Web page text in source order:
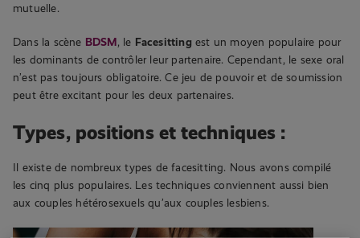
mutuelle.
Dans la scène BDSM, le Facesitting est un moyen populaire pour
les dominants de contrôler leur partenaire. Cependant, le sexe oral
n’est pas toujours obligatoire. Ce jeu de pouvoir et de soumission
peut être excitant pour les deux partenaires.
Types, positions et techniques :
Il existe de nombreux types de facesitting. Nous avons compilé
les cinq plus populaires. Les techniques conviennent aussi bien
aux couples hétérosexuels qu’aux couples lesbiens.